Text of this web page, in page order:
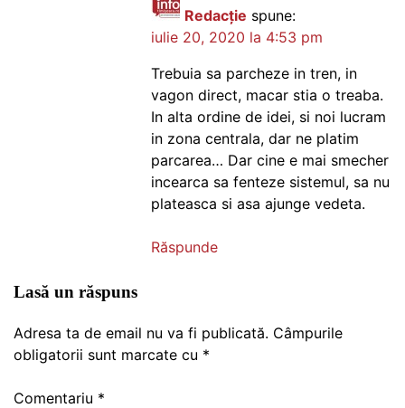
Redacție spune:
iulie 20, 2020 la 4:53 pm
Trebuia sa parcheze in tren, in
vagon direct, macar stia o treaba.
In alta ordine de idei, si noi lucram
in zona centrala, dar ne platim
parcarea… Dar cine e mai smecher
incearca sa fenteze sistemul, sa nu
plateasca si asa ajunge vedeta.
Răspunde
Lasă un răspuns
Adresa ta de email nu va fi publicată. Câmpurile
obligatorii sunt marcate cu *
Comentariu *